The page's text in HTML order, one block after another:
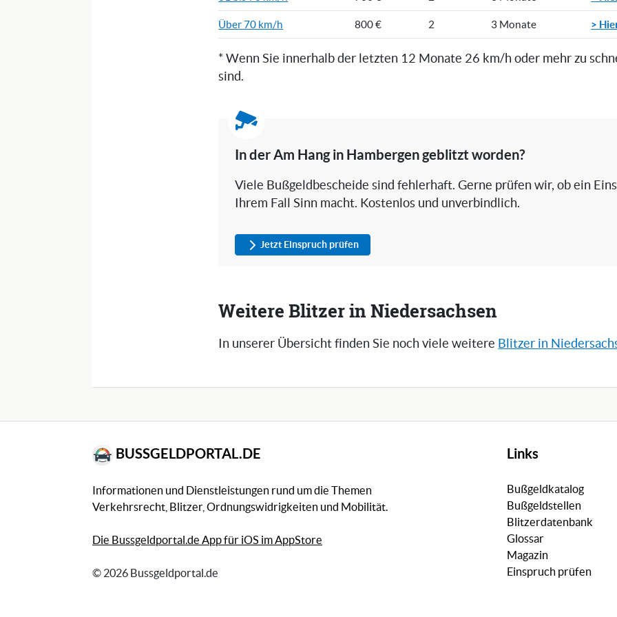
Über 70 km/h 800 € 2 3 Monate >
* Wenn Sie innerhalb der letzten 12 Monate 26 km/h oder mehr zu
sind.
In der Am Hang in Hambergen geblitzt worden?
Viele Bußgeldbescheide sind fehlerhaft. Gerne prüfen wir, ob ein
Ihrem Fall Sinn macht. Kostenlos und unverbindlich.
Jetzt Einspruch prüfen
Weitere Blitzer in Niedersachsen
In unserer Übersicht finden Sie noch viele weitere Blitzer in
BUSSGELDPORTAL.DE
Informationen und Dienstleistungen rund um die Themen
Verkehrsrecht, Blitzer, Ordnungswidrigkeiten und Mobilität.
Die Bussgeldportal.de App für iOS im AppStore
© 2026 Bussgeldportal.de
Links
Bußgeldkatalog
Bußgeldstellen
Blitzerdatenbank
Glossar
Magazin
Einspruch prüfen